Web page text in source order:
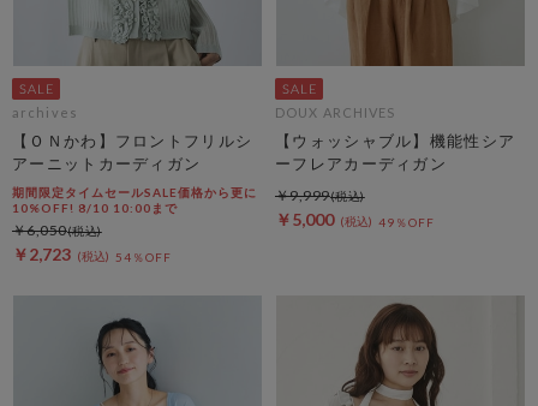
archives
【ＯＮかわ】フロントフリルシ
アーニットカーディガン
期間限定タイムセールSALE価格から更に
10%OFF! 8/10 10:00まで
￥2,723 54％OFF
￥6,050
DOUX ARCHIVES
【ウォッシャブル】機能性シア
ーフレアカーディガン
￥5,000 49％OFF
￥9,999